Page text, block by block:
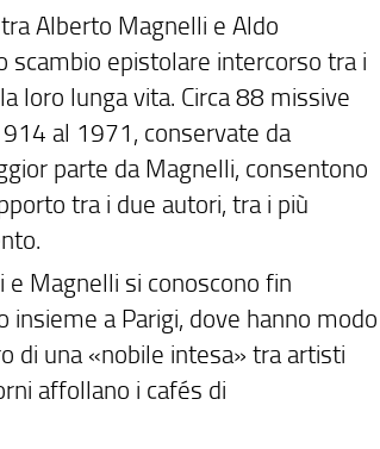
Alberto Magnelli e Aldo
scambio epistolare intercorso tra i
loro lunga vita. Circa 88 missive
al 1971, conservate da
parte da Magnelli, consentono
tra i due autori, tra i più
Magnelli si conoscono fin
insieme a Parigi, dove hanno modo
di una «nobile intesa» tra artisti
affollano i cafés di